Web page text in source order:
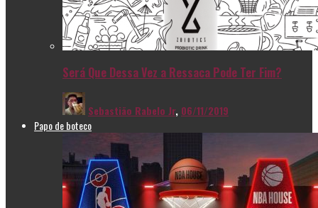
Será Que Dessa Vez a Ressaca Pode Ter Fim?
Sebastião Rabelo Jr, 06/11/2019
Papo de boteco